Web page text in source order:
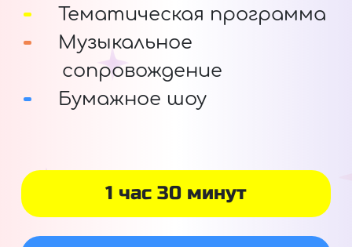
Тематическая программа
Музыкальное
сопровождение
Бумажное шоу
1 час 30 минут